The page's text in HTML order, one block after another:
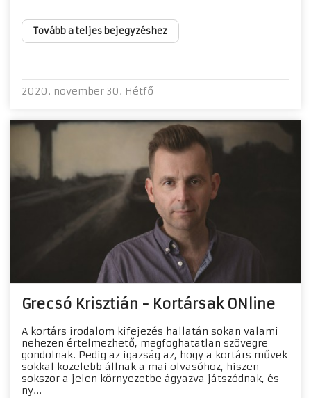
Tovább a teljes bejegyzéshez
2020. november 30. Hétfő
Grecsó Krisztián - Kortársak ONline
A kortárs irodalom kifejezés hallatán sokan valami
nehezen értelmezhető, megfoghatatlan szövegre
gondolnak. Pedig az igazság az, hogy a kortárs művek
sokkal közelebb állnak a mai olvasóhoz, hiszen
sokszor a jelen környezetbe ágyazva játszódnak, és
ny...